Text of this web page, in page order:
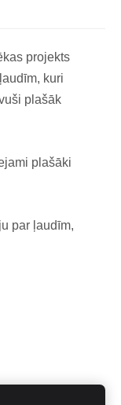
projekts
kuri
plašāk
plašāki
par ļaudīm,